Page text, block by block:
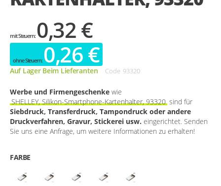
0,32 €
0,26 €
Auf Lager Beim Lieferanten Code 93320
Werbe und Firmengeschenke wie
SHELLEY, Silikon-Smartphone-Kartenhalter, 93320 sind für
Siebdruck, Transferdruck, Tampondruck oder andere
Druckverfahren, Gravur, Stickerei usw. eingerichtet. Senden
Sie uns eine Anfrage, um weitere Informationen zu erhalten!
FARBE